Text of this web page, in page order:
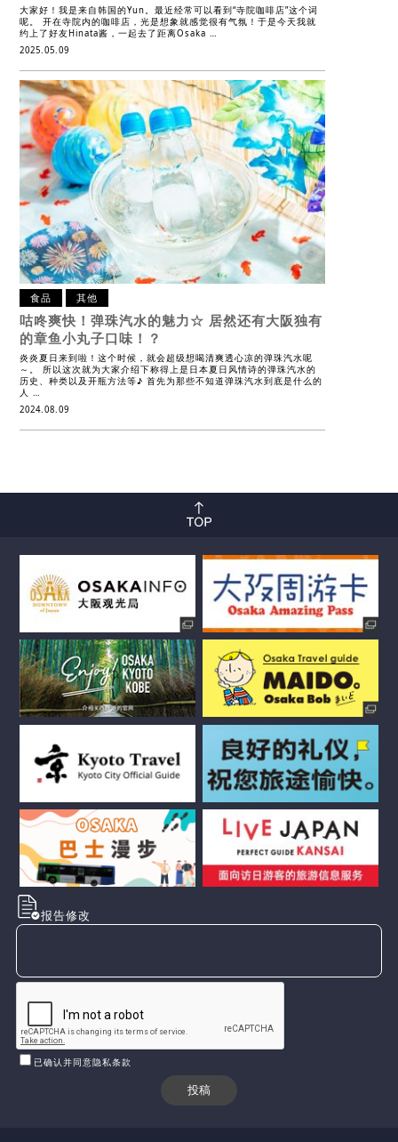
大家好！我是来自韩国的Yun。最近经常可以看到“寺院咖啡店”这个词
呢。 开在寺院内的咖啡店，光是想象就感觉很有气氛！于是今天我就
约上了好友Hinata酱，一起去了距离Osaka …
2025.05.09
食品 其他
咕咚爽快！弹珠汽水的魅力☆ 居然还有大阪独有
的章鱼小丸子口味！？
炎炎夏日来到啦！这个时候，就会超级想喝清爽透心凉的弹珠汽水呢
～。 所以这次就为大家介绍下称得上是日本夏日风情诗的弹珠汽水的
历史、种类以及开瓶方法等♪ 首先为那些不知道弹珠汽水到底是什么的
人 …
2024.08.09
报告修改
已确认并同意隐私条款